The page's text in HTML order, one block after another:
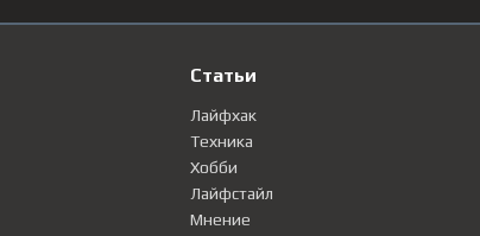
Статьи
Лайфхак
Техника
Хобби
Лайфстайл
Мнение